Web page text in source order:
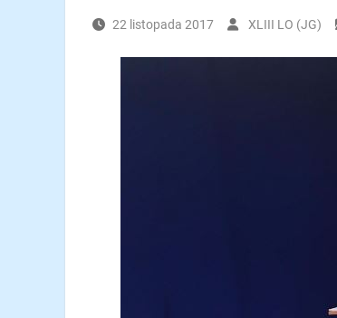
22 listopada 2017 XLIII LO (JG)